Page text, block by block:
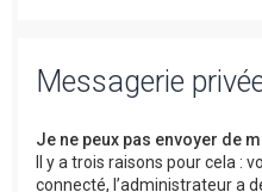
Messagerie
Je ne peux pas envoyer de
Il y a trois raisons pour cela :
connecté, l’administrateur a